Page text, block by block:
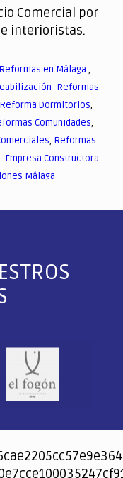
Comercial por
interioristas.
en Málaga ,
-Reformas
Reforma Dormitorios,
Comunidades,
, Reformas
-Empresa Constructora
Málaga